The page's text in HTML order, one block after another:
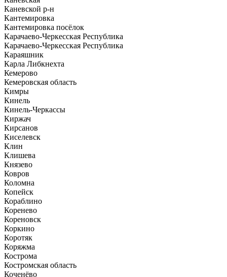
Каневской р-н
Кантемировка
Кантемировка посёлок
Карачаево-Черкесская Республика
Карачаево-Черкесская Республика
Караяшник
Карла Либкнехта
Кемерово
Кемеровская область
Кимры
Кинель
Кинель-Черкассы
Киржач
Кирсанов
Киселевск
Клин
Клишева
Князево
Ковров
Коломна
Копейск
Кораблино
Коренево
Кореновск
Коркино
Коротяк
Коряжма
Кострома
Костромская область
Коченёво